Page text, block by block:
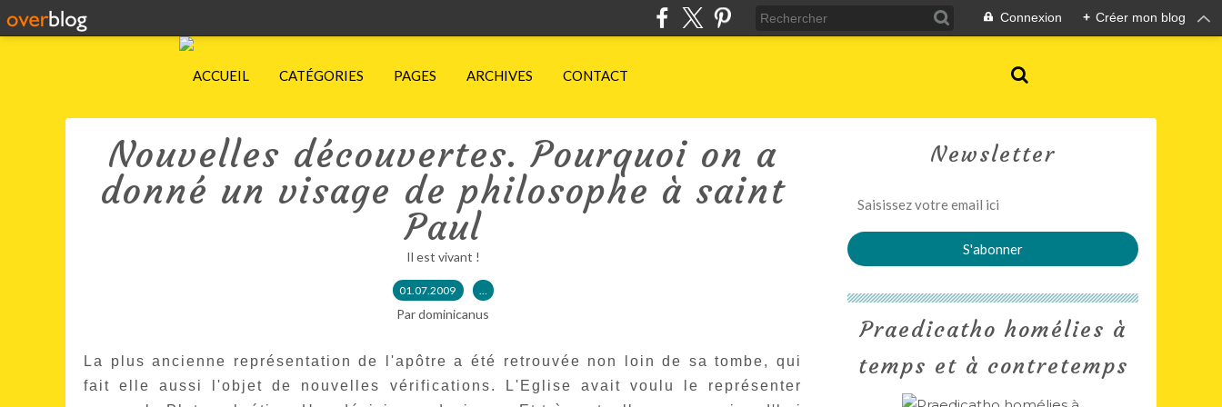
Connexion + Créer mon blog
ACCUEIL CATÉGORIES PAGES ARCHIVES CONTACT
Nouvelles découvertes. Pourquoi on a
donné un visage de philosophe à saint
Paul
Il est vivant !
01.07.2009 …
Par dominicanus
La plus ancienne représentation de l'apôtre a été retrouvée non loin de sa tombe, qui
fait elle aussi l'objet de nouvelles vérifications. L'Eglise avait voulu le représenter
Newsletter
Praedicatho homélies à
temps et à contretemps